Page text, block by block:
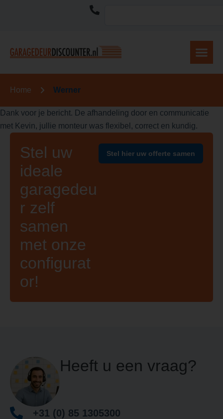
Home Werner
Dank voor je bericht. De afhandeling door en communicatie
met Kevin, jullie monteur was flexibel, correct en kundig.
Stel uw
ideale
garagedeu
r zelf
samen
met onze
configurat
or!
Stel hier uw offerte samen
Heeft u een vraag?
+31 (0) 85 1305300